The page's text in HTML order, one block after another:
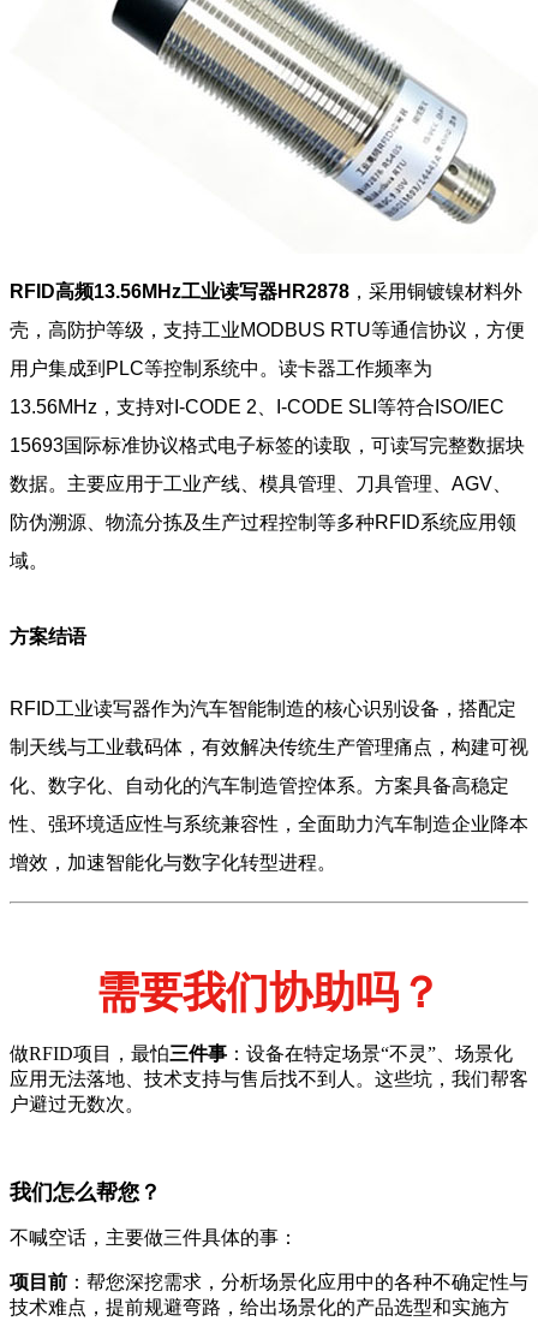
RFID高频13.56MHz工业读写器HR2878 ，采用铜镀镍材料外
壳，高防护等级，支持工业MODBUS RTU等通信协议，方便
用户集成到PLC等控制系统中。读卡器工作频率为
13.56MHz，支持对I-CODE 2、I-CODE SLI等符合ISO/IEC
15693国际标准协议格式电子标签的读取，可读写完整数据块
数据。主要应用于工业产线、模具管理、刀具管理、AGV、
防伪溯源、物流分拣及生产过程控制等多种RFID系统应用领
域。
方案结语
RFID工业读写器作为汽车智能制造的核心识别设备，搭配定
制天线与工业载码体，有效解决传统生产管理痛点，构建可视
化、数字化、自动化的汽车制造管控体系。方案具备高稳定
性、强环境适应性与系统兼容性，全面助力汽车制造企业降本
增效，加速智能化与数字化转型进程。
需要我们协助吗？
做RFID项目，最怕三件事 ：设备在特定场景“不灵”、场景化
应用无法落地、技术支持与售后找不到人。这些坑，我们帮客
户避过无数次。
我们怎么帮您？
不喊空话，主要做三件具体的事：
项目前 ：帮您深挖需求，分析场景化应用中的各种不确定性与
技术难点，提前规避弯路，给出场景化的产品选型和实施方